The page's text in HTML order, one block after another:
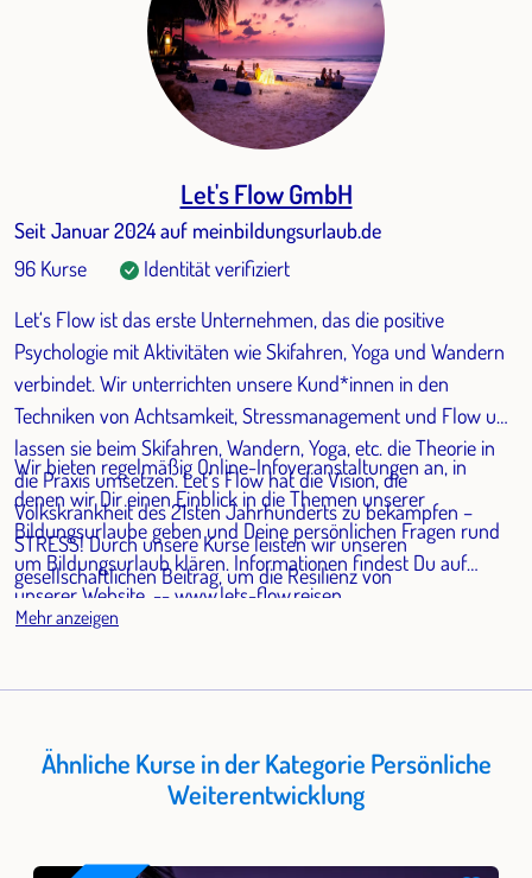
Let's Flow GmbH
Seit Januar 2024 auf meinbildungsurlaub.de
96 Kurse
Identität verifiziert
Let‘s Flow ist das erste Unternehmen, das die positive
Psychologie mit Aktivitäten wie Skifahren, Yoga und Wandern
verbindet. Wir unterrichten unsere Kund*innen in den
Techniken von Achtsamkeit, Stressmanagement und Flow und
lassen sie beim Skifahren, Wandern, Yoga, etc. die Theorie in
die Praxis umsetzen. Let’s Flow hat die Vision, die
Volkskrankheit des 21sten Jahrhunderts zu bekämpfen –
STRESS! Durch unsere Kurse leisten wir unseren
gesellschaftlichen Beitrag, um die Resilienz von
Arbeitnehmenden zu steigern und ihr Burnout Risiko zu
Wir bieten regelmäßig Online-Infoveranstaltungen an, in
denen wir Dir einen Einblick in die Themen unserer
Bildungsurlaube geben und Deine persönlichen Fragen rund
um Bildungsurlaub klären. Informationen findest Du auf
unserer Website. -- www.lets-flow.reisen
Mehr anzeigen
Ähnliche Kurse in der Kategorie Persönliche
Weiterentwicklung